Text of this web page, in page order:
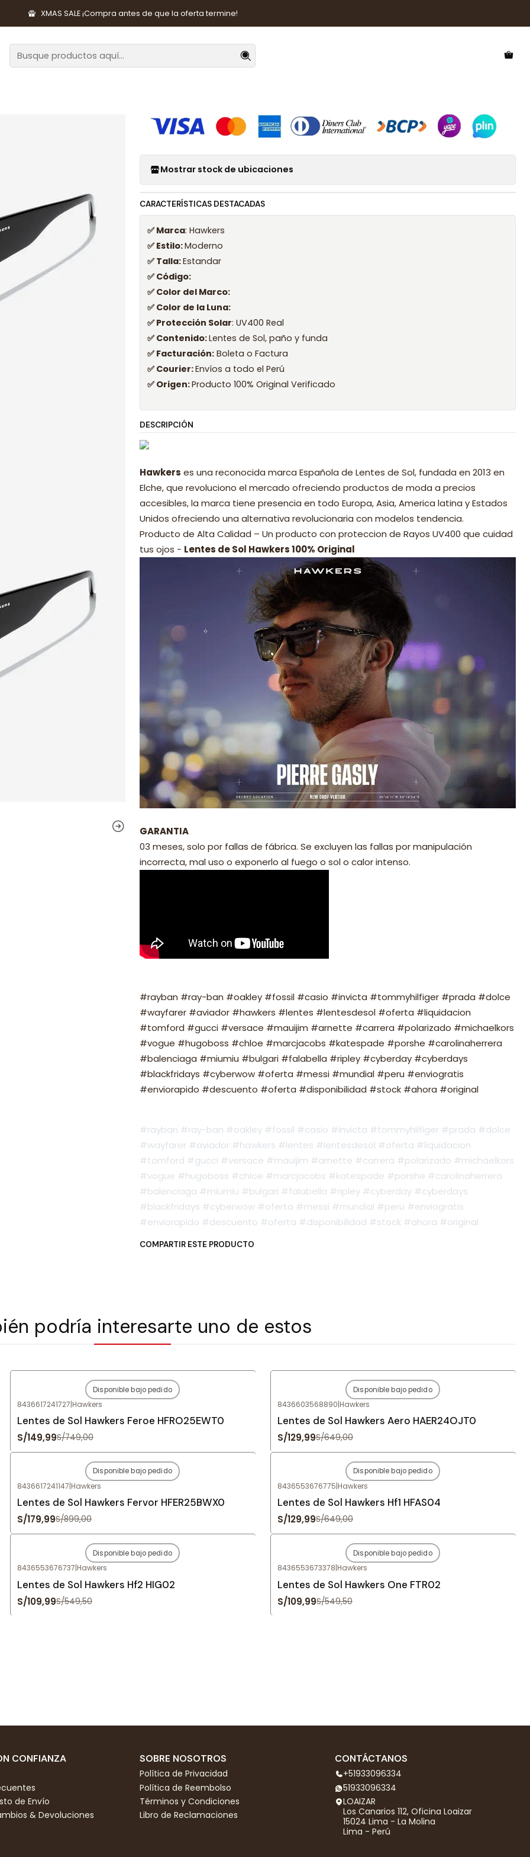
XMAS SALE ¡Compra antes de que la oferta termine!
de Moda Lentes y Accesorios Lentes de Sol Lentes de Sol Hawkers Feroe HFRO25BWT0
Lentes de Sol Hawkers Feroe
Mostrar stock de ubicaciones
CARACTERÍSTICAS DESTACADAS
✅ Marca: Hawkers
✅ Estilo:Moderno
✅ Talla:Estandar
✅ Código:
✅ Color del Marco:
✅ Color de la Luna:
✅ Protección Solar: UV400 Real
✅ Contenido:Lentes de Sol, paño y funda
✅ Facturación: Boleta o Factura
✅ Courier:Envíos a todo el Perú
✅ Origen:Producto 100% Original Verificado
DESCRIPCIÓN
Hawkers es una reconocida marca Española de Lentes de Sol, fundada en 2013 en
Elche, que revoluciono el mercado ofreciendo productos de moda a precios
accesibles, la marca tiene presencia en todo Europa, Asia, America latina y Estados
Unidos ofreciendo una alternativa revolucionaria con modelos tendencia.
Producto de Alta Calidad – Un producto con proteccion de Rayos UV400 que cuidad
tus ojos - Lentes de Sol Hawkers 100% Original
GARANTIA
03 meses, solo por fallas de fábrica. Se excluyen las fallas por manipulación
incorrecta, mal uso o exponerlo al fuego o sol o calor intenso.
#rayban #ray-ban #oakley #fossil #casio #invicta #tommyhilfiger #prada #dolce
#wayfarer #aviador #hawkers #lentes #lentesdesol #oferta #liquidacion
#tomford #gucci #versace #mauijim #arnette #carrera #polarizado #michaelkors
#vogue #hugoboss #chloe #marcjacobs #katespade #porshe #carolinaherrera
#balenciaga #miumiu #bulgari #falabella #ripley #cyberday #cyberdays
#blackfridays #cyberwow #oferta #messi #mundial #peru #enviogratis
#enviorapido #descuento #oferta #disponibilidad #stock #ahora #original
#rayban #ray-ban #oakley #fossil #casio #invicta #tommyhilfiger #prada #dolce
#wayfarer #aviador #hawkers #lentes #lentesdesol #oferta #liquidacion
#tomford #gucci #versace #mauijim #arnette #carrera #polarizado #michaelkors
#vogue #hugoboss #chloe #marcjacobs #katespade #porshe #carolinaherrera
#balenciaga #miumiu #bulgari #falabella #ripley #cyberday #cyberdays
#blackfridays #cyberwow #oferta #messi #mundial #peru #enviogratis
#enviorapido #descuento #oferta #disponibilidad #stock #ahora #original
COMPARTIR ESTE PRODUCTO
podría interesarte uno de estos
Agotado
Disponible bajo pedido
8436617241727|Hawkers
Lentes de Sol Hawkers Feroe HFRO25EWT0
S/149,99S/749,00
Agotado
Disponible bajo pedido
8436603568890|Hawkers
Lentes de Sol Hawkers Aero HAER24OJT0
S/129,99S/649,00
Agotado
Disponible bajo pedido
8436617241147|Hawkers
Lentes de Sol Hawkers Fervor HFER25BWX0
S/179,99S/899,00
Agotado
Disponible bajo pedido
8436553676775|Hawkers
Lentes de Sol Hawkers Hf1 HFAS04
S/129,99S/649,00
Agotado
Disponible bajo pedido
8436553676737|Hawkers
Lentes de Sol Hawkers Hf2 HIG02
S/109,99S/549,50
Agotado
Disponible bajo pedido
8436553673378|Hawkers
Lentes de Sol Hawkers One FTR02
S/109,99S/549,50
CONFIANZA
de Envío
& Devoluciones
SOBRE NOSOTROS
Política de Privacidad
Política de Reembolso
Términos y Condiciones
Libro de Reclamaciones
CONTÁCTANOS
+51933096334
51933096334
LOAIZAR
Los Canarios 112, Oficina Loaizar
15024 Lima - La Molina
Lima - Perú